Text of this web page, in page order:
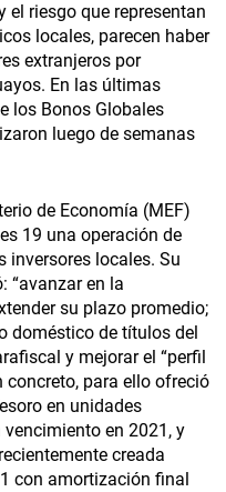
el riesgo que representan
locales, parecen haber
extranjeros por
En las últimas
los Bonos Globales
luego de semanas
de Economía (MEF)
19 una operación de
inversores locales. Su
“avanzar en la
su plazo promedio;
doméstico de títulos del
y mejorar el “perfil
concreto, para ello ofreció
en unidades
en 2021, y
creada
con amortización final